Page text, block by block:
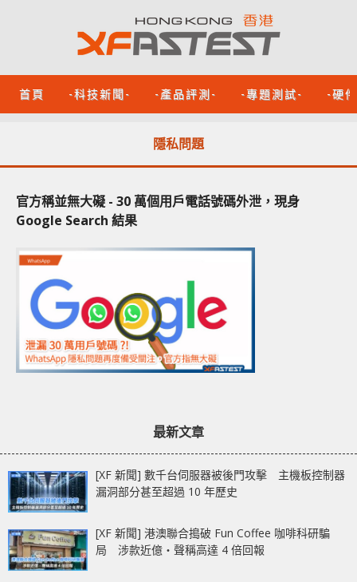
首頁 -科技新聞- -產品評測- -專題測試- -硬
隱私問題
官方稱並無大礙 - 30 萬個用戶電話號碼外泄，現身
Google Search 結果
最新文章
[XF 新聞] 數千台伺服器被後門攻擊 主機板控制器
漏洞部分甚至超過 10 年歷史
[XF 新聞] 港澳聯合搗破 Fun Coffee 咖啡科研騙
局 涉款近億‧聲稱高達 4 倍回報